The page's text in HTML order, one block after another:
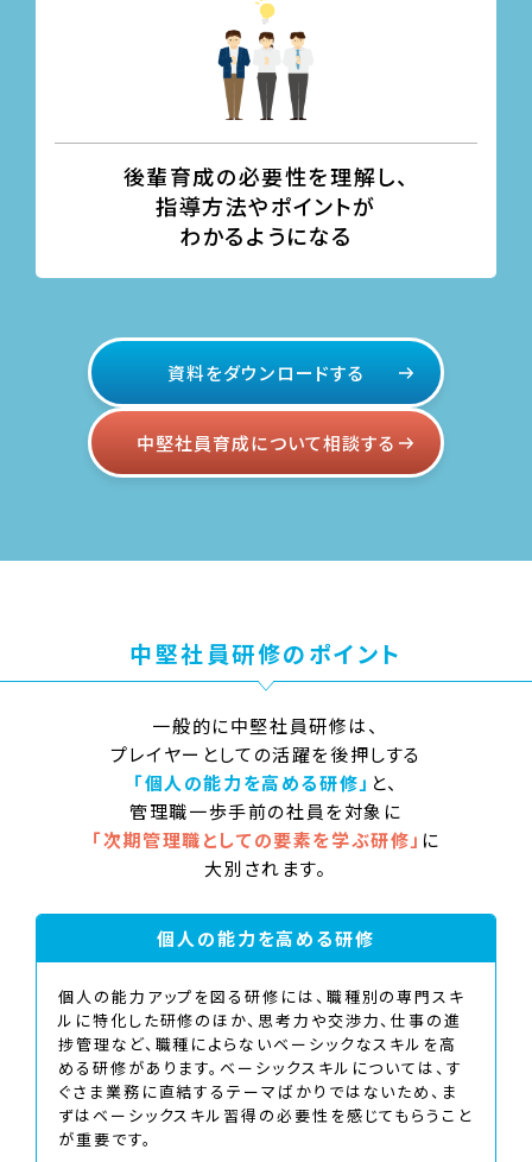
後輩育成の必要性を理解し、
指導方法やポイントが
わかるようになる
資料をダウンロードする
中堅社員育成について相談する
中堅社員研修のポイント
一般的に中堅社員研修は、
プレイヤーとしての活躍を後押しする
「個人の能力を高める研修」 と、
管理職一歩手前の社員を対象に
「次期管理職としての要素を学ぶ研修」 に
大別されます。
個人の能力を高める研修
個人の能力アップを図る研修には、職種別の専門スキ
ルに特化した研修のほか、思考力や交渉力、仕事の進
捗管理など、職種によらないベーシックなスキルを高
める研修があります。ベーシックスキルについては、す
ぐさま業務に直結するテーマばかりではないため、ま
ずはベーシックスキル習得の必要性を感じてもらうこと
が重要です。